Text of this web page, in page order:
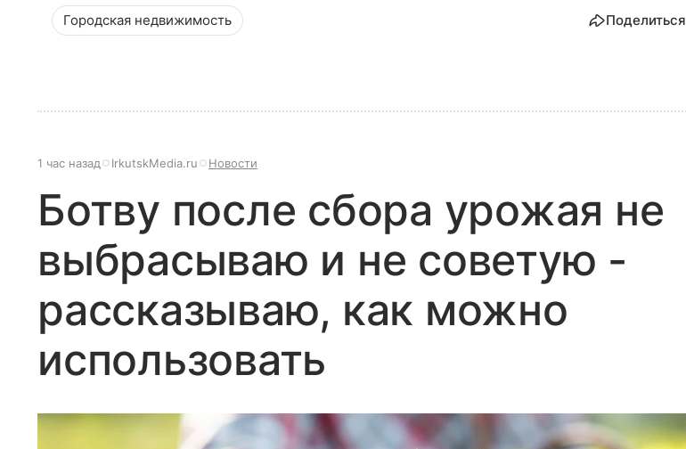
Городская недвижимость Поделиться
1 час назад IrkutskMedia.ru Новости
Ботву после сбора урожая не
выбрасываю и не советую -
рассказываю, как можно
использовать